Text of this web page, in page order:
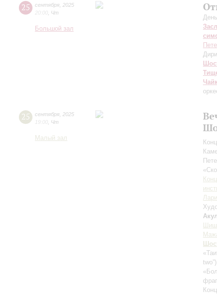
25 сентября 2025
20:00 Чт
Большой зал
25 сентября 2025
19:00 Чт
Малый зал